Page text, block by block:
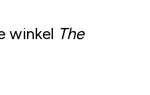
winkel The